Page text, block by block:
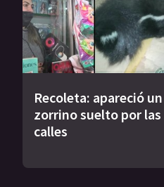
Recoleta: apareció un
zorrino suelto por las
calles